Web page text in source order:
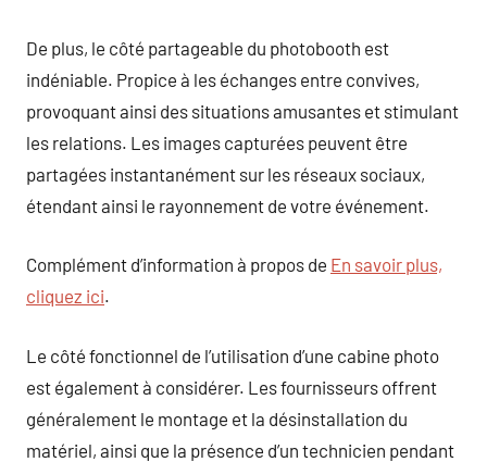
De plus, le côté partageable du photobooth est
indéniable. Propice à les échanges entre convives,
provoquant ainsi des situations amusantes et stimulant
les relations. Les images capturées peuvent être
partagées instantanément sur les réseaux sociaux,
étendant ainsi le rayonnement de votre événement.
Complément d’information à propos de En savoir plus,
cliquez ici.
Le côté fonctionnel de l’utilisation d’une cabine photo
est également à considérer. Les fournisseurs offrent
généralement le montage et la désinstallation du
matériel, ainsi que la présence d’un technicien pendant